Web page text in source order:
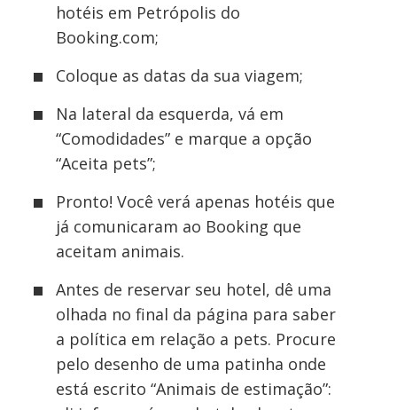
hotéis em Petrópolis do
Booking.com;
Coloque as datas da sua viagem;
Na lateral da esquerda, vá em
“Comodidades” e marque a opção
“Aceita pets”;
Pronto! Você verá apenas hotéis que
já comunicaram ao Booking que
aceitam animais.
Antes de reservar seu hotel, dê uma
olhada no final da página para saber
a política em relação a pets. Procure
pelo desenho de uma patinha onde
está escrito “Animais de estimação”: